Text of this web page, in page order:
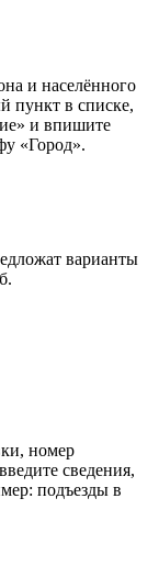
и населённого
пункт в списке,
и впишите
«Город».
варианты
номер
сведения,
подъезды в